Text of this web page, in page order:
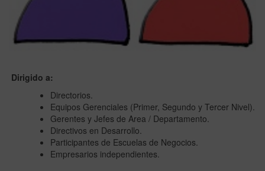
Dirigido a:
Directorios.
Equipos Gerenciales (Primer, Segundo y Tercer Nivel).
Gerentes y Jefes de Area / Departamento.
Directivos en Desarrollo.
Participantes de Escuelas de Negocios.
Empresarios independientes.